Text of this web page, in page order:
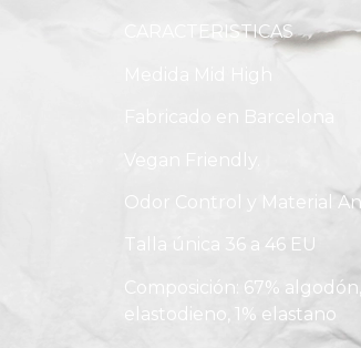
CARACTERISTICAS
Fabricado en Barcelona
Odor Control y Material
Talla única 36 a 46 EU
Composición: 67%
elastodieno, 1% elastano